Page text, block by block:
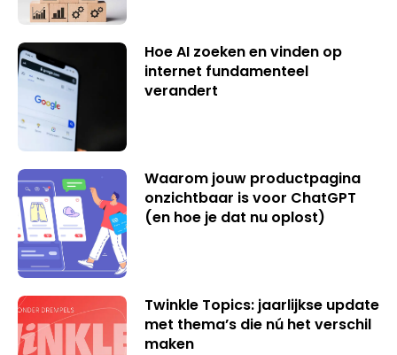
Hoe AI zoeken en vinden op
internet fundamenteel
verandert
Waarom jouw productpagina
onzichtbaar is voor ChatGPT
(en hoe je dat nu oplost)
Twinkle Topics: jaarlijkse update
met thema’s die nú het verschil
maken